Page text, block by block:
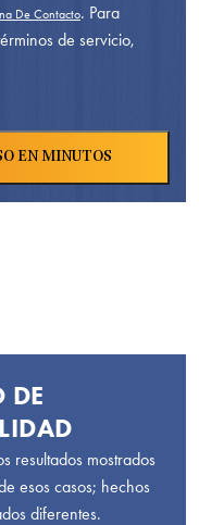
De Contacto. Para
de servicio,
DE
resultados mostrados
esos casos; hechos
diferentes.